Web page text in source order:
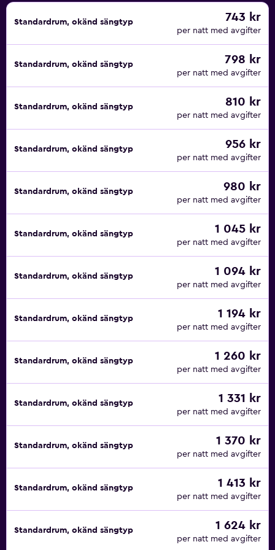
Standardrum, okänd sängtyp 743 kr
per natt med avgifter
Standardrum, okänd sängtyp 798 kr
per natt med avgifter
Standardrum, okänd sängtyp 810 kr
per natt med avgifter
Standardrum, okänd sängtyp 956 kr
per natt med avgifter
Standardrum, okänd sängtyp 980 kr
per natt med avgifter
Standardrum, okänd sängtyp 1 045 kr
per natt med avgifter
Standardrum, okänd sängtyp 1 094 kr
per natt med avgifter
Standardrum, okänd sängtyp 1 194 kr
per natt med avgifter
Standardrum, okänd sängtyp 1 260 kr
per natt med avgifter
Standardrum, okänd sängtyp 1 331 kr
per natt med avgifter
Standardrum, okänd sängtyp 1 370 kr
per natt med avgifter
Standardrum, okänd sängtyp 1 413 kr
per natt med avgifter
Standardrum, okänd sängtyp 1 624 kr
per natt med avgifter